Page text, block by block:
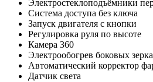
Электростеклоподъёмники
Система доступа без ключа
Запуск двигателя с кнопки
Регулировка руля по высоте
Камера 360
Электрообогрев боковых
Автоматический корректор
Датчик света